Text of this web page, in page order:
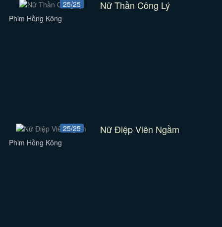
25/25 Nữ Thần Công Lý
Phim Hồng Kông
25/25 Nữ Điệp Viên Ngầm
Phim Hồng Kông